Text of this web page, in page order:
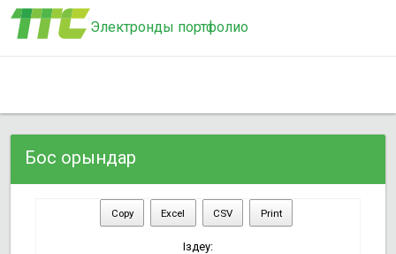
Электронды портфолио
Бос орындар
Copy Excel CSV Print
Іздеу: